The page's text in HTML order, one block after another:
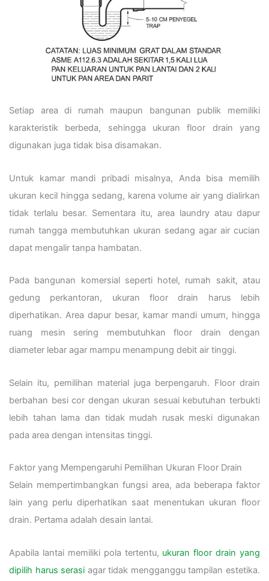
Setiap area di rumah maupun bangunan publik memiliki
karakteristik berbeda, sehingga ukuran floor drain yang
digunakan juga tidak bisa disamakan.
Untuk kamar mandi pribadi misalnya, Anda bisa memilih
ukuran kecil hingga sedang, karena volume air yang dialirkan
tidak terlalu besar. Sementara itu, area laundry atau dapur
rumah tangga membutuhkan ukuran sedang agar air cucian
dapat mengalir tanpa hambatan.
Pada bangunan komersial seperti hotel, rumah sakit, atau
gedung perkantoran, ukuran floor drain harus lebih
diperhatikan. Area dapur besar, kamar mandi umum, hingga
ruang mesin sering membutuhkan floor drain dengan
diameter lebar agar mampu menampung debit air tinggi.
Selain itu, pemilihan material juga berpengaruh. Floor drain
berbahan besi cor dengan ukuran sesuai kebutuhan terbukti
lebih tahan lama dan tidak mudah rusak meski digunakan
pada area dengan intensitas tinggi.
Faktor yang Mempengaruhi Pemilihan Ukuran Floor Drain
Selain mempertimbangkan fungsi area, ada beberapa faktor
lain yang perlu diperhatikan saat menentukan ukuran floor
drain. Pertama adalah desain lantai.
Apabila lantai memiliki pola tertentu, ukuran floor drain yang
dipilih harus serasi agar tidak mengganggu tampilan estetika.